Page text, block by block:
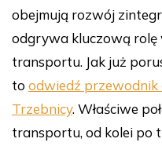
obejmują rozwój
odgrywa kluczową rolę
transportu. Jak już
to odwiedź przewodnik
Trzebnicy. Właściwe
transportu, od kolei po